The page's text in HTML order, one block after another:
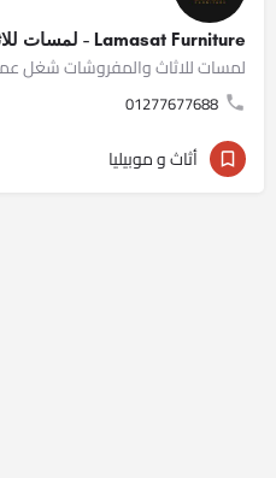
Lamasat Furniture - لمسات للاثاث المنزلي
لمسات للاثاث والمفروشات شغل
01277677688
أثاث و موبيليا